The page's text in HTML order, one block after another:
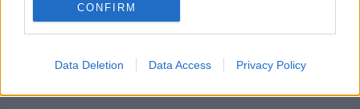
CONFIRM
Data Deletion Data Access Privacy Policy
di GIANCARLA GABBIANELLI
TELESE — Il Governo ha deciso:
quella del 2007 sarà una
Finanziaria «light», ...